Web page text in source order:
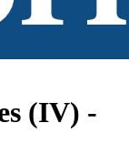
(IV) -